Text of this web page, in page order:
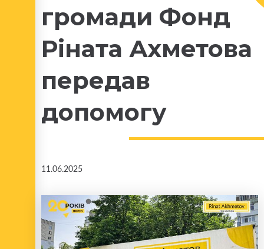
громади Фонд
Ріната Ахметова
передав
допомогу
11.06.2025